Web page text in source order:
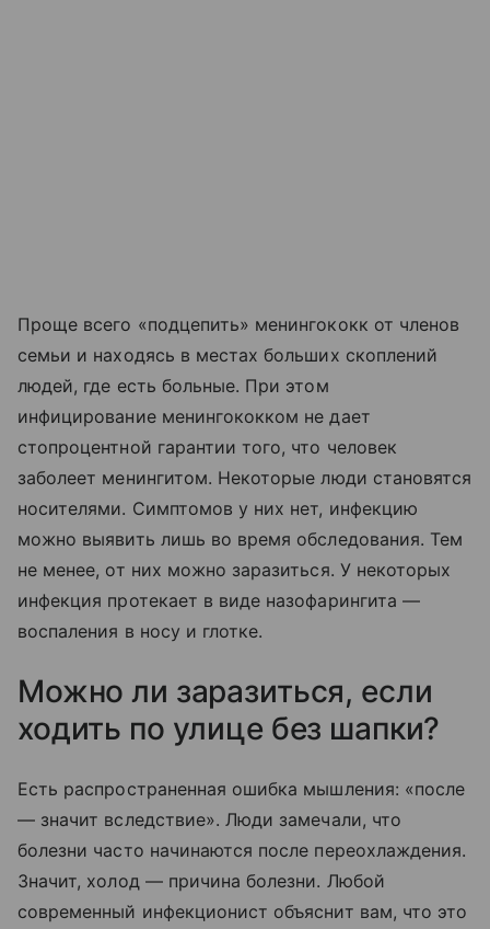
Проще всего «подцепить» менингококк от членов
семьи и находясь в местах больших скоплений
людей, где есть больные. При этом
инфицирование менингококком не дает
стопроцентной гарантии того, что человек
заболеет менингитом. Некоторые люди становятся
носителями. Симптомов у них нет, инфекцию
можно выявить лишь во время обследования. Тем
не менее, от них можно заразиться. У некоторых
инфекция протекает в виде назофарингита —
воспаления в носу и глотке.
Можно ли заразиться, если
ходить по улице без шапки?
Есть распространенная ошибка мышления: «после
— значит вследствие». Люди замечали, что
болезни часто начинаются после переохлаждения.
Значит, холод — причина болезни. Любой
современный инфекционист объяснит вам, что это